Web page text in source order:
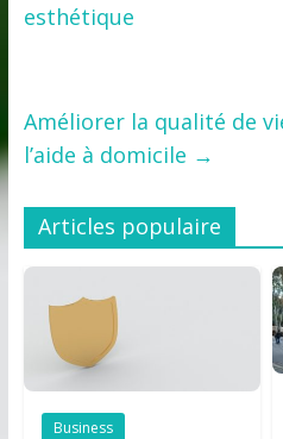
esthétique
Améliorer la qualité de
l’aide à domicile →
Articles populaire
Business